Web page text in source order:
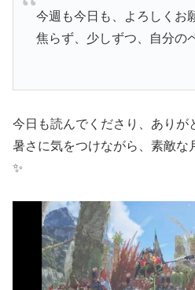
今週も今日も、よろしくお
焦らず、少しずつ、自分の
今日も読んでくださり、あり
暑さに気をつけながら、素敵な
✨